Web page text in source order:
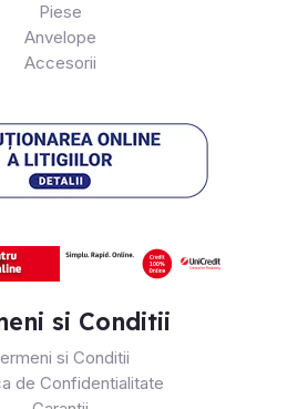
Piese
Anvelope
Accesorii
si Conditii
si Conditii
de Confidentialitate